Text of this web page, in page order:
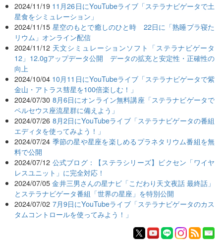
2024/11/19 11月26日にYouTubeライブ「ステラナビゲータで土
星食をシミュレーション」
2024/11/15 星空のもとで癒しのひと時 22日に「熟睡プラ寝た
リウム」オンライン配信
2024/11/12 天文シミュレーションソフト「ステラナビゲータ
12」12.0gアップデータ公開 データの拡充と安定性・正確性の
向上
2024/10/04 10月11日にYouTubeライブ「ステラナビゲータで紫
金山・アトラス彗星を100倍楽しむ！」
2024/07/30 8月6日にオンライン無料講座「ステラナビゲータで
ペルセウス座流星群に備えよう」
2024/07/26 8月2日にYouTubeライブ「ステラナビゲータの番組
エディタを使ってみよう！」
2024/07/24 季節の星や星座を楽しめるプラネタリウム番組を無
料で公開
2024/07/12 公式ブログ：【ステラシリーズ】ビクセン「ワイヤ
レスユニット」に完全対応！
2024/07/05 金井三男さんの星ナビ「こだわり天文夜話 最終話」
とステラナビゲータ番組「世界の星座」を特別公開
2024/07/02 7月9日にYouTubeライブ「ステラナビゲータのカス
タムコントロールを使ってみよう！」